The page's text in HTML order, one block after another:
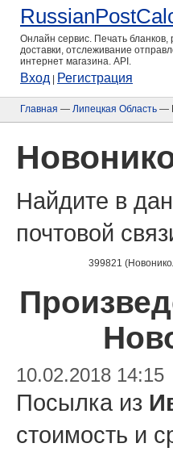
Онлайн сервис. Печать бланков,
доставки, отслеживание
интернет магазина. API.
Вход Регистрация
Главная — Липецкая Область —
Найдите в
почтовой
399821
10.02.2018 14:15
Посылка из
стоимость и